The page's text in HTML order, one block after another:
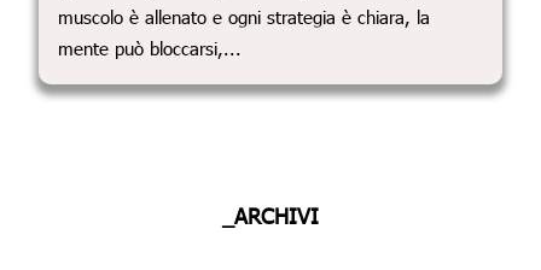
muscolo è allenato e ogni strategia è chiara, la
mente può bloccarsi,...
_ARCHIVI